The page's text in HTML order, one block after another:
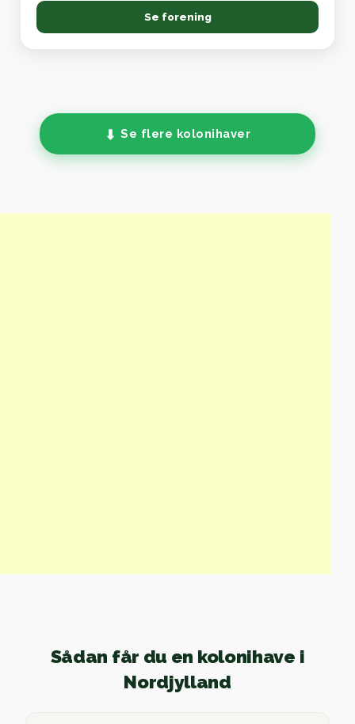
Se forening
Se flere kolonihaver
Sådan får du en kolonihave i
Nordjylland